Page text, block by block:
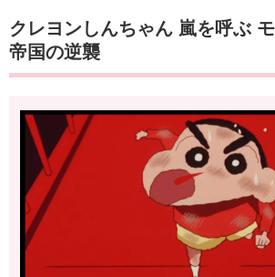
クレヨンしんちゃん 嵐を呼ぶ
帝国の逆襲